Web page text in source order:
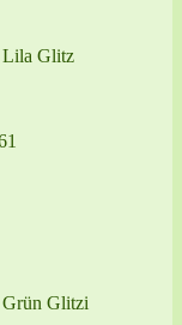
Lila Glitz
Grün Glitzi